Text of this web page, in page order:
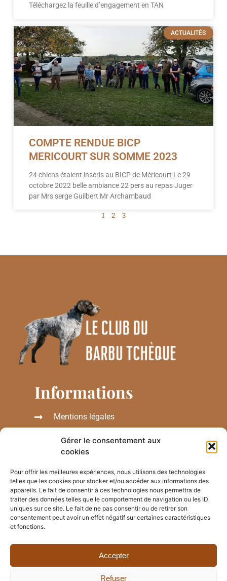
Gérer le consentement aux
cookies
Pour offrir les meilleures expériences, nous utilisons des technologies
telles que les cookies pour stocker et/ou accéder aux informations des
appareils. Le fait de consentir à ces technologies nous permettra de
traiter des données telles que le comportement de navigation ou les ID
uniques sur ce site. Le fait de ne pas consentir ou de retirer son
consentement peut avoir un effet négatif sur certaines caractéristiques
et fonctions.
Accepter
Refuser
Téléchargez la feuille d’engagement en TAN
ACTUALITÉS
COMPTE RENDUE BICP
MERICOURT SUR SOMME 2023
24 chiens étaient inscris au BICP de Méricourt Le 29
octobre 2022 belle ambiance 22 pers au repas Juger
par Mrs serge Guilbert Mr Archambaud
1 2 3
Informations
Mentions légales
Politique de confidentialité
c
e
b
o
o
k
T
i
t
t
e
r
n
s
t
a
g
r
Engagement écologique
Ce site web a été conçu de manière à émettre le
Pour connaitre l'empreinte carbone